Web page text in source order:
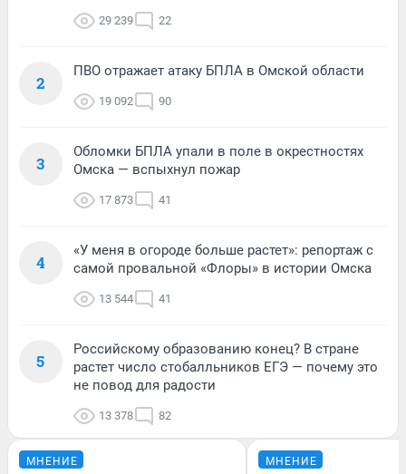
29 239 22
2
ПВО отражает атаку БПЛА в Омской области
19 092 90
3
Обломки БПЛА упали в поле в окрестностях
Омска — вспыхнул пожар
17 873 41
4
«У меня в огороде больше растет»: репортаж с
самой провальной «Флоры» в истории Омска
13 544 41
5
Российскому образованию конец? В стране
растет число стобалльников ЕГЭ — почему это
не повод для радости
13 378 82
МНЕНИЕ МНЕНИЕ